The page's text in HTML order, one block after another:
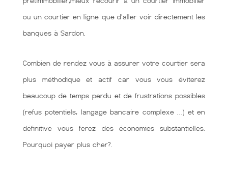
ou un courtier en ligne que d'aller voir directement les
banques à Sardon.
Combien de rendez vous à assurer votre courtier sera
plus méthodique et actif car vous vous éviterez
beaucoup de temps perdu et de frustrations possibles
(refus potentiels, langage bancaire complexe …) et en
définitive vous ferez des économies substantielles.
Pourquoi payer plus cher?.